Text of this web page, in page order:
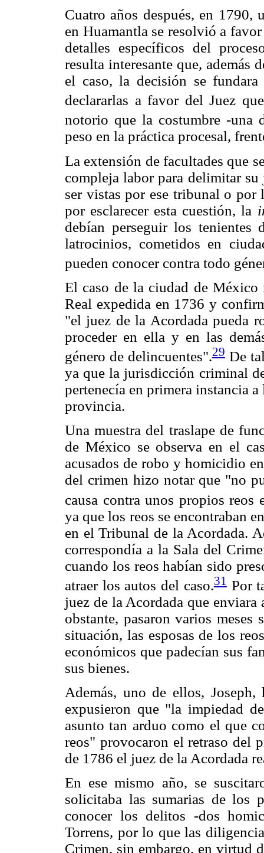
Cuatro años después, en 1790,
en Huamantla se resolvió a
detalles específicos del
resulta interesante que, además
el caso, la decisión se
declararlas a favor del Juez
notorio que la costumbre -una
peso en la práctica procesal,
La extensión de facultades que
compleja labor para delimitar
ser vistas por ese tribunal o
por esclarecer esta cuestión, la
debían perseguir los tenientes
latrocinios, cometidos en
pueden conocer contra todo
El caso de la ciudad de México
Real expedida en 1736 y
"el juez de la Acordada pueda
proceder en ella y en las
género de delincuentes".29De
ya que la jurisdicción criminal
pertenecía en primera instancia
provincia.
Una muestra del traslape de
de México se observa en el
acusados de robo y homicidio
del crimen hizo notar que "no
causa contra unos propios
ya que los reos se encontraban
en el Tribunal de la Acordada.
correspondía a la Sala del
cuando los reos habían sido
atraer los autos del caso.31Por
juez de la Acordada que enviara
obstante, pasaron varios
situación, las esposas de los
económicos que padecían sus
sus bienes.
Además, uno de ellos,
expusieron que "la impiedad
asunto tan arduo como el que
reos" provocaron el retraso del
de 1786 el juez de la Acordada
En ese mismo año, se
solicitaba las sumarias de los
conocer los delitos -dos
Torrens, por lo que las
Crimen, sin embargo, en virtud